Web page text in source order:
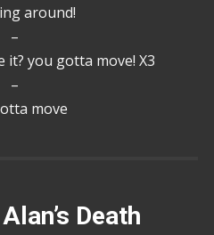
around!
–
it? you gotta move! X3
–
move
Death